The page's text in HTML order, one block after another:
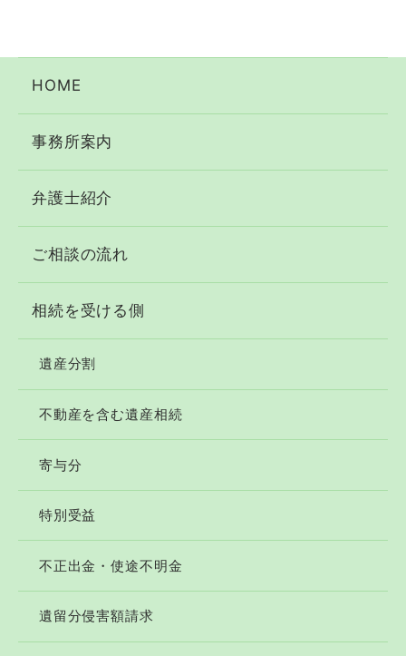
HOME
事務所案内
弁護士紹介
ご相談の流れ
相続を受ける側
遺産分割
不動産を含む遺産相続
寄与分
特別受益
不正出金・使途不明金
遺留分侵害額請求